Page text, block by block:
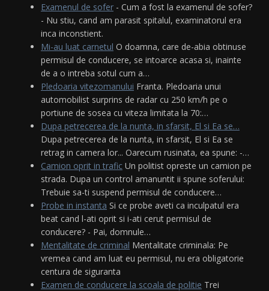
Examenul de sofer - Cum a fost la examenul de sofer?
- Nu stiu, cand am parasit spitalul, examinatorul era
inca inconstient.
Mi-au luat carnetul O doamna, care de-abia obtinuse
permisul de conducere, se intoarce acasa si, inainte
de a o intreba sotul cum a…
Pledoaria vitezomanului Franta. Pledoaria unui
automobilist surprins de radar cu 250 km/h pe o
portiune de sosea cu viteza limitata la 70:…
Dupa petrecerea de la nunta, in sfarsit, El si Ea se…
Dupa petrecerea de la nunta, in sfarsit, El si Ea se
retrag in camera lor... Oarecum rusinata, ea spune: -…
Camion oprit in trafic Un politist opreste un camion pe
strada. Dupa un control amanuntit ii spune soferului:
Trebuie sa-ti suspend permisul de conducere…
Probe in instanta Si ce probe aveti ca inculpatul era
beat cand l-ati oprit si i-ati cerut permisul de
conducere? - Pai, domnule…
Mentalitate de criminal Mentalitate criminala: Pe
vremea cand am luat eu permisul, nu era obligatorie
centura de siguranta
Examen de conducere la scoala de politie Trei